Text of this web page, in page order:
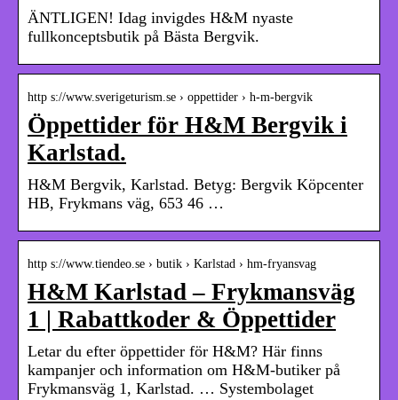
ÄNTLIGEN! Idag invigdes H&M nyaste
fullkonceptsbutik på Bästa Bergvik.
http s://www.sverigeturism.se › oppettider › h-m-bergvik
Öppettider för H&M Bergvik i
Karlstad.
H&M Bergvik, Karlstad. Betyg: Bergvik Köpcenter
HB, Frykmans väg, 653 46 …
http s://www.tiendeo.se › butik › Karlstad › hm-fryansvag
H&M Karlstad – Frykmansväg
1 | Rabattkoder & Öppettider
Letar du efter öppettider för H&M? Här finns
kampanjer och information om H&M-butiker på
Frykmansväg 1, Karlstad. … Systembolaget